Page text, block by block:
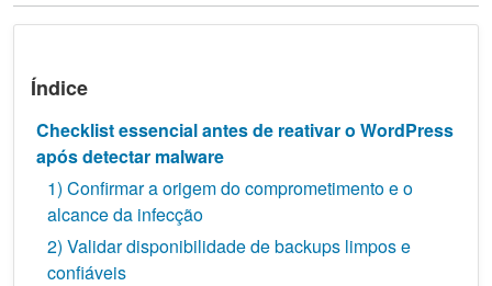
Índice
Checklist essencial antes de reativar o WordPress
após detectar malware
1) Confirmar a origem do comprometimento e o
alcance da infecção
2) Validar disponibilidade de backups limpos e
confiáveis